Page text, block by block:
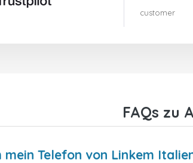
empfehlen!!!
customer
FAQs zu
mein Telefon von Linkem